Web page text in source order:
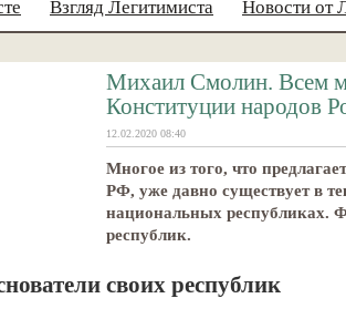
Взгляд Легитимиста Новости от
Михаил Смолин. Всем
Конституции народов
12.02.2020 08:40
Многое из того, что
РФ, уже давно существует в
национальных республиках.
республик.
своих республик